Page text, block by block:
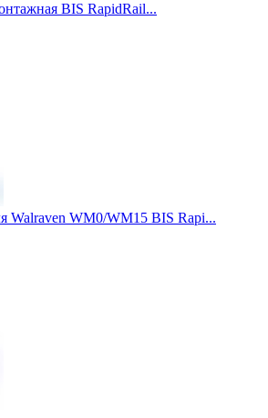
BIS RapidRail...
Walraven WM0/WM15 BIS Rapi...